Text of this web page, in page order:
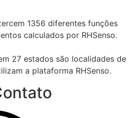
1356 diferentes funções
calculados por RHSenso.
27 estados são localidades de
a plataforma RHSenso.